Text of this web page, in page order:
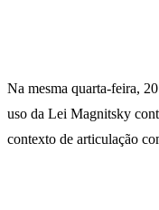
Na mesma quarta-feira,
uso da Lei Magnitsky
contexto de articulação